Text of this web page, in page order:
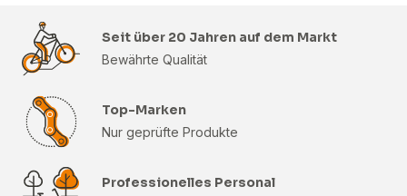
Seit über 20 Jahren auf dem Markt
Bewährte Qualität
Top-Marken
Nur geprüfte Produkte
Professionelles Personal